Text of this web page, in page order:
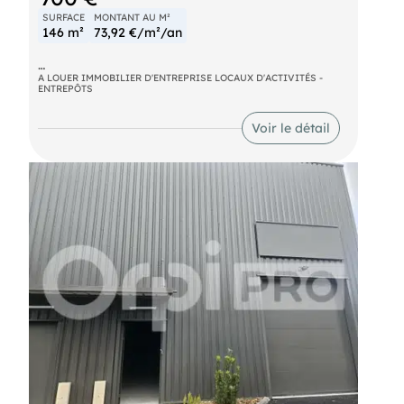
SURFACE
146 m²
MONTANT AU M²
73,92 €/m²/an
- Loyer annuel : 10800 € HT
- Honoraires : 30% HT à la charge du preneur (soit
3 240,00 € HT)
A LOUER IMMOBILIER D'ENTREPRISE LOCAUX D'ACTIVITÉS -
ENTREPÔTS
Voir le détail